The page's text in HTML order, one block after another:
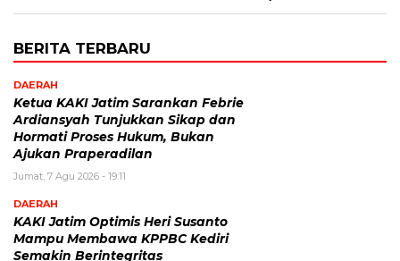
BERITA TERBARU
DAERAH
Ketua KAKI Jatim Sarankan Febrie
Ardiansyah Tunjukkan Sikap dan
Hormati Proses Hukum, Bukan
Ajukan Praperadilan
Jumat, 7 Agu 2026 - 19:11
DAERAH
KAKI Jatim Optimis Heri Susanto
Mampu Membawa KPPBC Kediri
Semakin Berintegritas